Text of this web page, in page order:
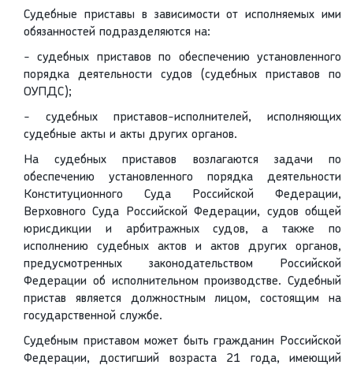
Судебные приставы в зависимости от исполняемых ими
обязанностей подразделяются на:
- судебных приставов по обеспечению установленного
порядка деятельности судов (судебных приставов по
ОУПДС);
- судебных приставов-исполнителей, исполняющих
судебные акты и акты других органов.
На судебных приставов возлагаются задачи по
обеспечению установленного порядка деятельности
Конституционного Суда Российской Федерации,
Верховного Суда Российской Федерации, судов общей
юрисдикции и арбитражных судов, а также по
исполнению судебных актов и актов других органов,
предусмотренных законодательством Российской
Федерации об исполнительном производстве. Судебный
пристав является должностным лицом, состоящим на
государственной службе.
Судебным приставом может быть гражданин Российской
Федерации, достигший возраста 21 года, имеющий